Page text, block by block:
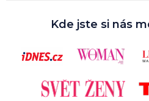
Kde jste si nás